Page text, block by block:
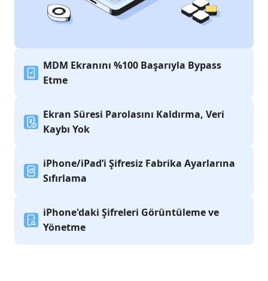
MDM Ekranını %100 Başarıyla Bypass
Etme
Ekran Süresi Parolasını Kaldırma, Veri
Kaybı Yok
iPhone/iPad’i Şifresiz Fabrika Ayarlarına
Sıfırlama
iPhone'daki Şifreleri Görüntüleme ve
Yönetme